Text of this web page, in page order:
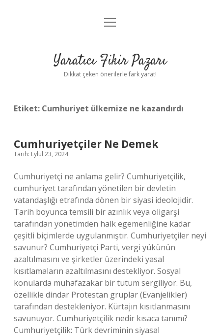
Anasayfa
Yasal Uyarı
menüyü
Yaratıcı Fikir Pazarı
Dikkat çeken önerilerle fark yarat!
Etiket: Cumhuriyet ülkemize ne kazandırdı
Cumhuriyetçiler Ne Demek
Tarih: Eylül 23, 2024
Cumhuriyetçi ne anlama gelir? Cumhuriyetçilik,
cumhuriyet tarafından yönetilen bir devletin
vatandaşlığı etrafında dönen bir siyasi ideolojidir.
Tarih boyunca temsili bir azınlık veya oligarşi
tarafından yönetimden halk egemenliğine kadar
çeşitli biçimlerde uygulanmıştır. Cumhuriyetçiler neyi
savunur? Cumhuriyetçi Parti, vergi yükünün
azaltılmasını ve şirketler üzerindeki yasal
kısıtlamaların azaltılmasını destekliyor. Sosyal
konularda muhafazakar bir tutum sergiliyor. Bu,
özellikle dindar Protestan gruplar (Evanjelikler)
tarafından destekleniyor. Kürtajın kısıtlanmasını
savunuyor. Cumhuriyetçilik nedir kısaca tanımı?
Cumhuriyetçilik: Türk devriminin siyasal